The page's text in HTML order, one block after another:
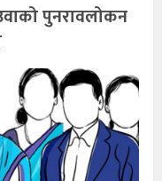
पुनरावलोकन